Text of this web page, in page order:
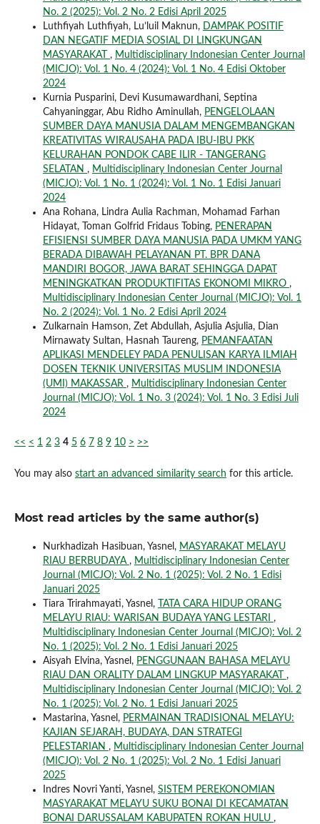
No. 2 (2025): Vol. 2 No. 2 Edisi April 2025
Luthfiyah Luthfiyah, Lu’luil Maknun, DAMPAK POSITIF
DAN NEGATIF MEDIA SOSIAL DI LINGKUNGAN
MASYARAKAT , Multidisciplinary Indonesian Center Journal
(MICJO): Vol. 1 No. 4 (2024): Vol. 1 No. 4 Edisi Oktober
2024
Kurnia Pusparini, Devi Kusumawardhani, Septina
Cahyaninggar, Abu Ridho Aminullah, PENGELOLAAN
SUMBER DAYA MANUSIA DALAM MENGEMBANGKAN
KREATIVITAS WIRAUSAHA PADA IBU-IBU PKK
KELURAHAN PONDOK CABE ILIR - TANGERANG
SELATAN , Multidisciplinary Indonesian Center Journal
(MICJO): Vol. 1 No. 1 (2024): Vol. 1 No. 1 Edisi Januari
2024
Ana Rohana, Lindra Aulia Rachman, Mohamad Farhan
Hidayat, Toman Golfrid Fridaus Tobing, PENERAPAN
EFISIENSI SUMBER DAYA MANUSIA PADA UMKM YANG
BERADA DIBAWAH PELAYANAN PT. BPR DANA
MANDIRI BOGOR, JAWA BARAT SEHINGGA DAPAT
MENINGKATKAN PRODUKTIFITAS EKONOMI MIKRO ,
Multidisciplinary Indonesian Center Journal (MICJO): Vol. 1
No. 2 (2024): Vol. 1 No. 2 Edisi April 2024
Zulkarnain Hamson, Zet Abdullah, Asjulia Asjulia, Dian
Mirnawaty Sultan, Hasnah Taureng, PEMANFAATAN
APLIKASI MENDELEY PADA PENULISAN KARYA ILMIAH
DOSEN TEKNIK UNIVERSITAS MUSLIM INDONESIA
(UMI) MAKASSAR , Multidisciplinary Indonesian Center
Journal (MICJO): Vol. 1 No. 3 (2024): Vol. 1 No. 3 Edisi Juli
2024
<< < 1 2 3 4 5 6 7 8 9 10 > >>
You may also start an advanced similarity search for this article.
Most read articles by the same author(s)
Nurkhadizah Hasibuan, Yasnel, MASYARAKAT MELAYU
RIAU BERBUDAYA , Multidisciplinary Indonesian Center
Journal (MICJO): Vol. 2 No. 1 (2025): Vol. 2 No. 1 Edisi
Januari 2025
Tiara Trirahmayati, Yasnel,
TATA CARA HIDUP ORANG
MELAYU RIAU: WARISAN BUDAYA YANG LESTARI ,
Multidisciplinary Indonesian Center Journal (MICJO): Vol. 2
No. 1 (2025): Vol. 2 No. 1 Edisi Januari 2025
Aisyah Elvina, Yasnel, PENGGUNAAN BAHASA MELAYU
RIAU DAN ORALITY DALAM LINGKUP MASYARAKAT ,
Multidisciplinary Indonesian Center Journal (MICJO): Vol. 2
No. 1 (2025): Vol. 2 No. 1 Edisi Januari 2025
Mastarina, Yasnel, PERMAINAN TRADISIONAL MELAYU:
KAJIAN SEJARAH, BUDAYA, DAN STRATEGI
PELESTARIAN , Multidisciplinary Indonesian Center Journal
(MICJO): Vol. 2 No. 1 (2025): Vol. 2 No. 1 Edisi Januari
2025
Indres Novri Yanti, Yasnel, SISTEM PEREKONOMIAN
MASYARAKAT MELAYU SUKU BONAI DI KECAMATAN
BONAI DARUSSALAM KABUPATEN ROKAN HULU ,